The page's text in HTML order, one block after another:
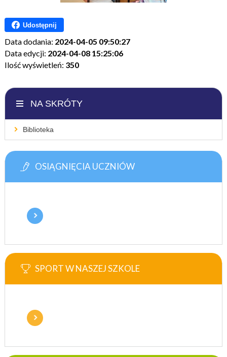
Udostępnij
Data dodania: 2024-04-05 09:50:27
Data edycji: 2024-04-08 15:25:06
Ilość wyświetleń: 350
NA SKRÓTY
Biblioteka
OSIĄGNIĘCIA UCZNIÓW
SPORT W NASZEJ SZKOLE